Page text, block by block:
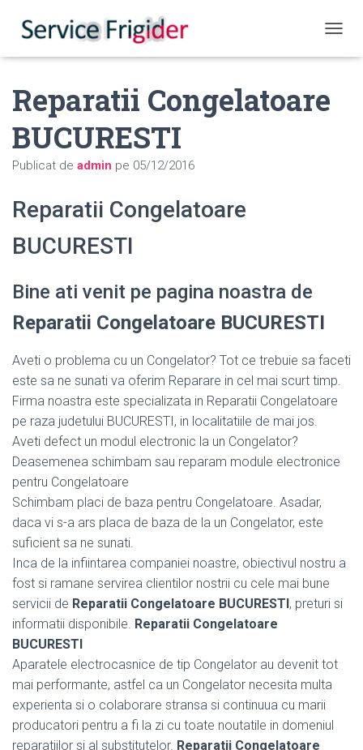
Reparatii Congelatoare
BUCURESTI
Publicat de admin pe 05/12/2016
Reparatii Congelatoare
BUCURESTI
Bine ati venit pe pagina noastra de
Reparatii Congelatoare BUCURESTI
Aveti o problema cu un Congelator? Tot ce trebuie sa faceti
este sa ne sunati va oferim Reparare in cel mai scurt timp.
Firma noastra este specializata in Reparatii Congelatoare
pe raza judetului BUCURESTI, in localitatiile de mai jos.
Aveti defect un modul electronic la un Congelator?
Deasemenea schimbam sau reparam module electronice
pentru Congelatoare
Schimbam placi de baza pentru Congelatoare. Asadar,
daca vi s-a ars placa de baza de la un Congelator, este
suficient sa ne sunati.
Inca de la infiintarea companiei noastre, obiectivul nostru a
fost si ramane servirea clientilor nostrii cu cele mai bune
servicii de Reparatii Congelatoare BUCURESTI, preturi si
informatii disponibile. Reparatii Congelatoare
BUCURESTI
Aparatele electrocasnice de tip Congelator au devenit tot
mai performante, astfel ca un Congelator necesita multa
experienta si o colaborare stransa si continuua cu marii
producatori pentru a fi la zi cu toate noutatile in domeniul
reparatiilor si al substitutelor. Reparatii Congelatoare